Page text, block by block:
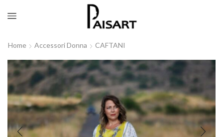
Home Accessori Donna CAFTANI